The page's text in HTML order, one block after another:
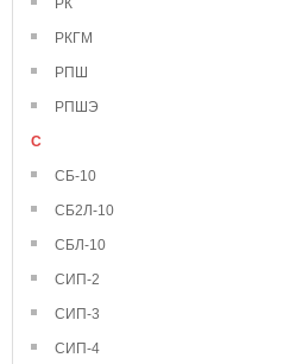
РК
РКГМ
РПШ
РПШЭ
С
СБ-10
СБ2Л-10
СБЛ-10
СИП-2
СИП-3
СИП-4